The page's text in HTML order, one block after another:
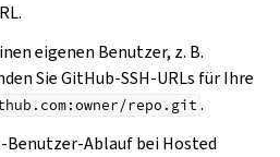
eigenen Benutzer, z. B.
Sie GitHub-SSH-URLs für Ihre
repo.git .
Benutzer-Ablauf bei Hosted